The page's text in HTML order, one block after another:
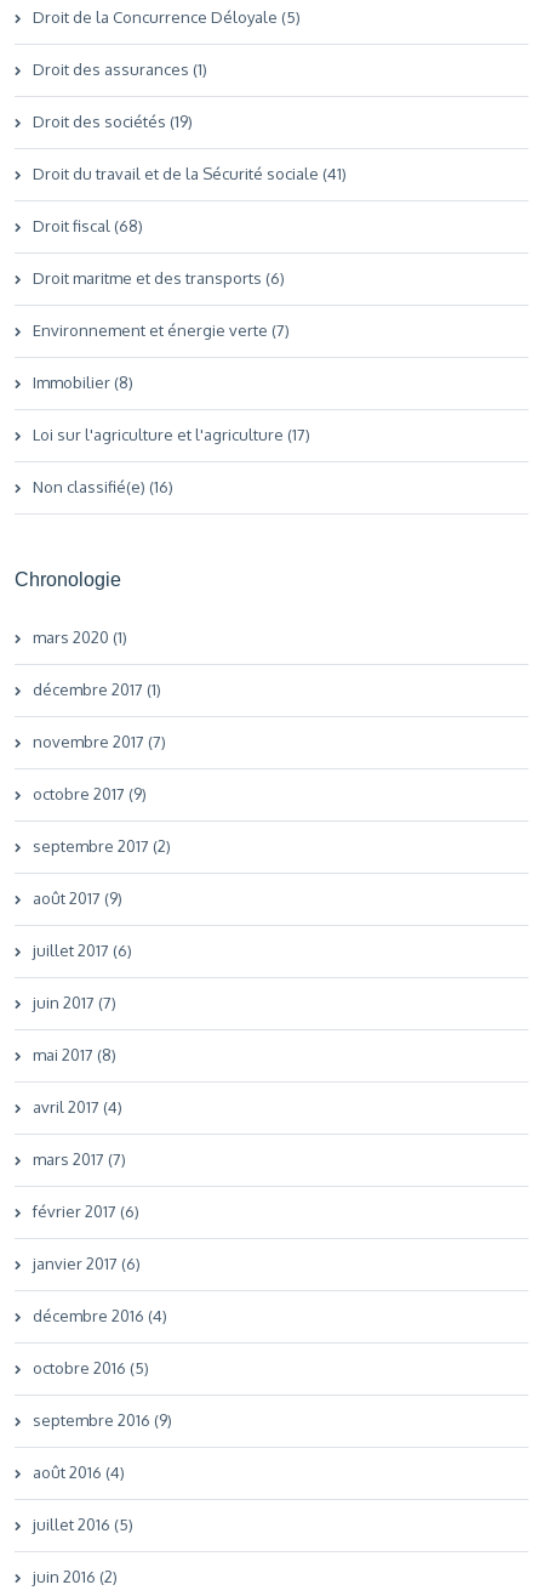
Droit de la Concurrence Déloyale (5)
Droit des assurances (1)
Droit des sociétés (19)
Droit du travail et de la Sécurité sociale (41)
Droit fiscal (68)
Droit maritme et des transports (6)
Environnement et énergie verte (7)
Immobilier (8)
Loi sur l'agriculture et l'agriculture (17)
Non classifié(e) (16)
Chronologie
mars 2020 (1)
décembre 2017 (1)
novembre 2017 (7)
octobre 2017 (9)
septembre 2017 (2)
août 2017 (9)
juillet 2017 (6)
juin 2017 (7)
mai 2017 (8)
avril 2017 (4)
mars 2017 (7)
février 2017 (6)
janvier 2017 (6)
décembre 2016 (4)
octobre 2016 (5)
septembre 2016 (9)
août 2016 (4)
juillet 2016 (5)
juin 2016 (2)